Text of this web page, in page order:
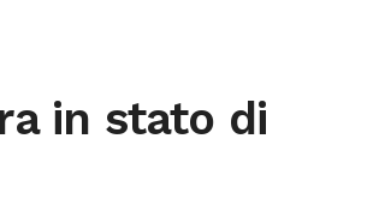
in stato di